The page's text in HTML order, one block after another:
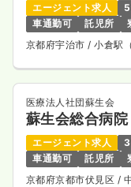
エージェント求人
車通勤可
託児所
京都府宇治市 / 小倉駅
医療法人社団蘇生会
蘇生会総合病院
エージェント求人
車通勤可
託児所
京都府京都市伏見区 /